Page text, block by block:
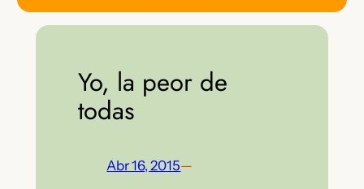
Yo, la peor de
todas
Abr 16, 2015—